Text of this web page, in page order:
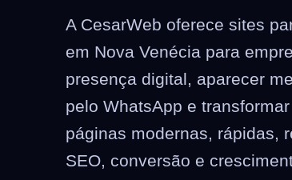
A CesarWeb oferece sites
em Nova Venécia para
presença digital, aparecer
pelo WhatsApp e
páginas modernas, rápidas,
SEO, conversão e